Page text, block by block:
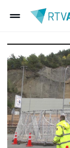
drag_handle